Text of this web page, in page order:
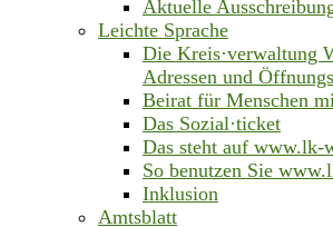
Aktuelle
Leichte Sprache
Die Kreis·verwaltung
Adressen und
Beirat für Menschen
Das Sozial·ticket
Das steht auf www.lk-
So benutzen Sie
Inklusion
Amtsblatt